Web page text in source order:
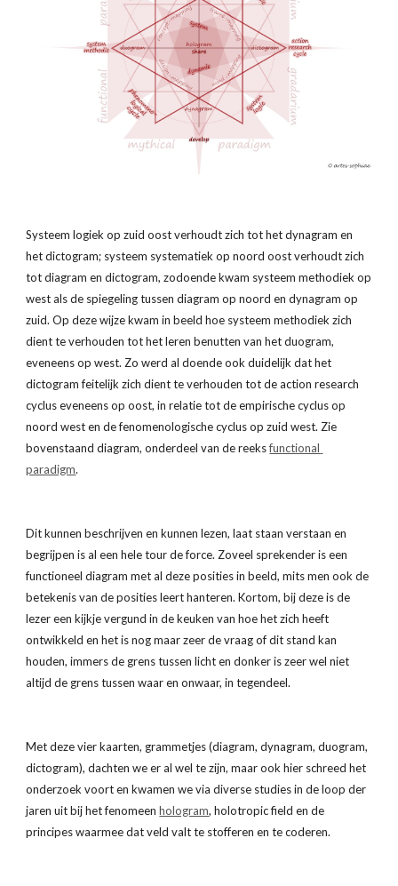
Systeem logiek op zuid oost verhoudt zich tot het dynagram en
het dictogram; systeem systematiek op noord oost verhoudt zich
tot diagram en dictogram, zodoende kwam systeem methodiek op
west als de spiegeling tussen diagram op noord en dynagram op
zuid. Op deze wijze kwam in beeld hoe systeem methodiek zich
dient te verhouden tot het leren benutten van het duogram,
eveneens op west. Zo werd al doende ook duidelijk dat het
dictogram feitelijk zich dient te verhouden tot de action research
cyclus eveneens op oost, in relatie tot de empirische cyclus op
noord west en de fenomenologische cyclus op zuid west. Zie
bovenstaand diagram, onderdeel van de reeks functional
paradigm.
Dit kunnen beschrijven en kunnen lezen, laat staan verstaan en
begrijpen is al een hele tour de force. Zoveel sprekender is een
functioneel diagram met al deze posities in beeld, mits men ook de
betekenis van de posities leert hanteren. Kortom, bij deze is de
lezer een kijkje vergund in de keuken van hoe het zich heeft
ontwikkeld en het is nog maar zeer de vraag of dit stand kan
houden, immers de grens tussen licht en donker is zeer wel niet
altijd de grens tussen waar en onwaar, in tegendeel.
Met deze vier kaarten, grammetjes (diagram, dynagram, duogram,
dictogram), dachten we er al wel te zijn, maar ook hier schreed het
onderzoek voort en kwamen we via diverse studies in de loop der
jaren uit bij het fenomeen hologram, holotropic field en de
principes waarmee dat veld valt te stofferen en te coderen.